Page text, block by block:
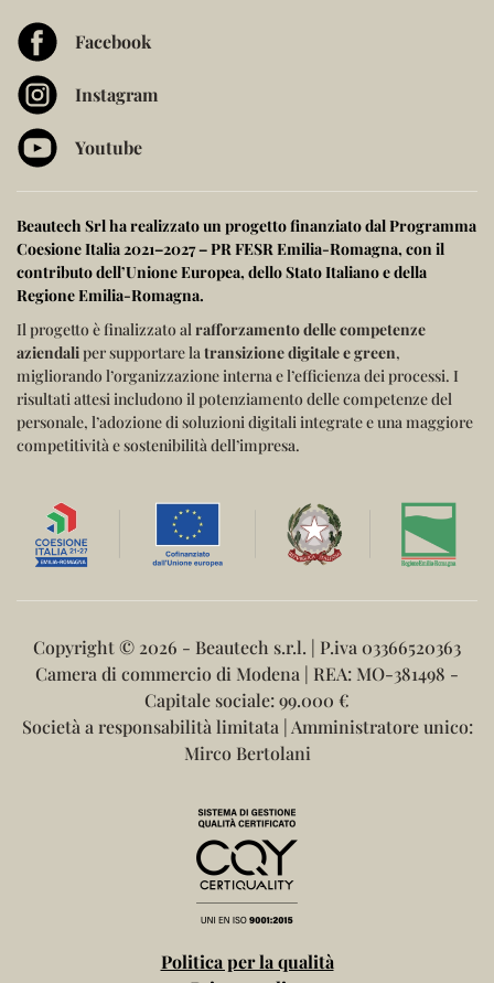
Facebook
Instagram
Youtube
Beautech Srl ha realizzato un progetto finanziato dalProgramma
Coesione Italia 2021–2027 – PR FESR Emilia-Romagna, con il
contributo dell’Unione Europea, delloStato Italianoe della
Regione Emilia-Romagna.
Il progetto è finalizzato al rafforzamento delle competenze
aziendaliper supportare la transizione digitale e green,
migliorando l’organizzazione interna e l’efficienza dei processi. I
risultati attesi includono il potenziamento delle competenze del
personale, l’adozione di soluzioni digitali integrate e una maggiore
competitività e sostenibilità dell’impresa.
Copyright © 2026 - Beautech s.r.l. | P.iva 03366520363
Camera di commercio di Modena | REA: MO-381498 -
Capitale sociale: 99.000 €
Società a responsabilità limitata | Amministratore unico:
Mirco Bertolani
Politica per la qualità